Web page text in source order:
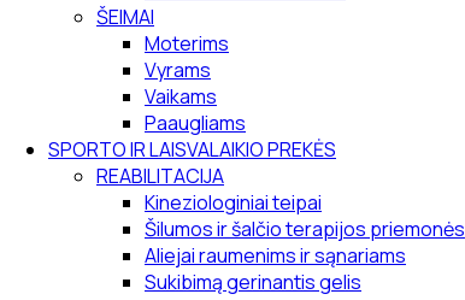
ŠEIMAI
Moterims
Vyrams
Vaikams
Paaugliams
SPORTO IR LAISVALAIKIO PREKĖS
REABILITACIJA
Kineziologiniai teipai
Šilumos ir šalčio terapijos priemonės
Aliejai raumenims ir sąnariams
Sukibimą gerinantis gelis